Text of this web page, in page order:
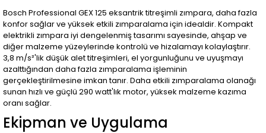
Bosch Professional GEX 125 eksantrik titreşimli zımpara, daha fazla
konfor sağlar ve yüksek etkili zımparalama için idealdir. Kompakt
elektrikli zımpara iyi dengelenmiş tasarımı sayesinde, ahşap ve
diğer malzeme yüzeylerinde kontrolü ve hizalamayı kolaylaştırır.
3,8 m/s²'lik düşük alet titreşimleri, el yorgunluğunu ve uyuşmayı
azalttığından daha fazla zımparalama işleminin
gerçekleştirilmesine imkan tanır. Daha etkili zımparalama olanağı
sunan hızlı ve güçlü 290 watt'lık motor, yüksek malzeme kazıma
oranı sağlar.
Ekipman ve Uygulama